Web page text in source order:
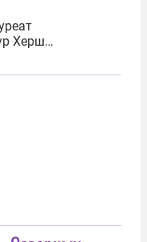
Херш
задержанного
в деле о